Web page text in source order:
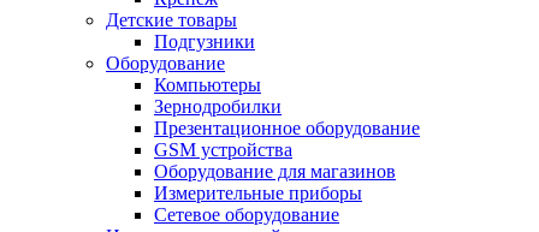
Детские товары
Подгузники
Оборудование
Компьютеры
Зернодробилки
Презентационное оборудование
GSM устройства
Оборудование для магазинов
Измерительные приборы
Сетевое оборудование